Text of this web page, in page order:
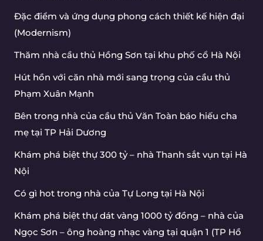
Đặc điểm và ứng dụng phong cách thiết kế hiện đại
(Modernism)
Thăm nhà cầu thủ Hồng Sơn tại khu phố cổ Hà Nội
Hút hồn với căn nhà mới sang trọng của cầu thủ
Phạm Xuân Mạnh
Bên trong nhà của cầu thủ Văn Toàn báo hiếu cha
mẹ tại TP Hải Dương
Khám phá biệt thự 300 tỷ – nhà Thanh sắt vụn tại Hà
Nội
Có gì hot trong nhà của Tự Long tại Hà Nội
Khám phá biệt thự dát vàng 1000 tỷ đồng – nhà của
Ngọc Sơn – ông hoàng nhạc vàng tại quận 1 (TP Hồ